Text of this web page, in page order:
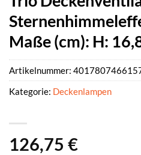
Maße (cm): H:
126,75 €
Artikelnummer:
Kategorie: Deckenlampen